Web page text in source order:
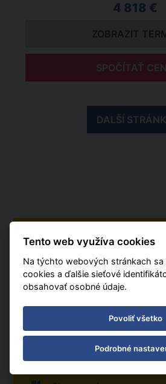
4 818 €
ZOBRAZIT
SPOČÍTAŤ
DALŠÍ
KALKULÁCIE
01. 11. - 09. 11. 2026
9 dní / 7 nocí
Počet osôb
2 dospelých, 0 detí
Tento web využíva cookies
Na týchto webových stránkach sa
cookies a ďalšie sieťové
obsahovať osobné údaje.
Povoliť všetko
Podrobné